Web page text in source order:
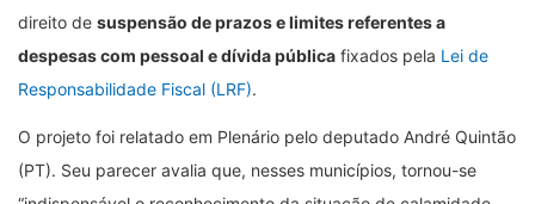
direito de suspensão de prazos e limites referentes a
despesas com pessoal e dívida pública fixados pela Lei de
Responsabilidade Fiscal (LRF).
O projeto foi relatado em Plenário pelo deputado André Quintão
(PT). Seu parecer avalia que, nesses municípios, tornou-se